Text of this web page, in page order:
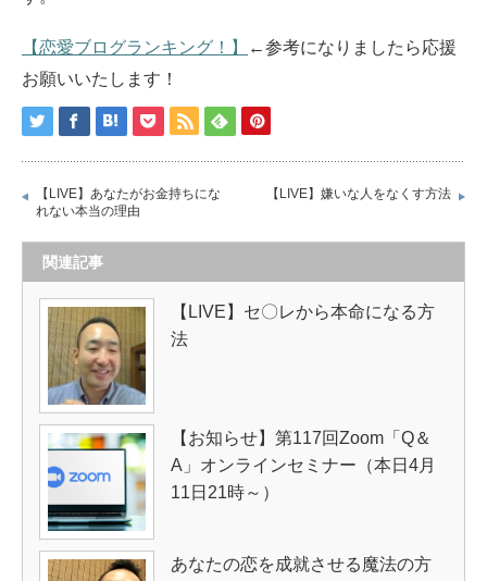
【恋愛ブログランキング！】
←参考になりましたら応援
お願いいたします！
【LIVE】あなたがお金持ちにな
れない本当の理由
【LIVE】嫌いな人をなくす方法
関連記事
【LIVE】セ〇レから本命になる方
法
【お知らせ】第117回Zoom「Q＆
A」オンラインセミナー（本日4月
11日21時～）
あなたの恋を成就させる魔法の方